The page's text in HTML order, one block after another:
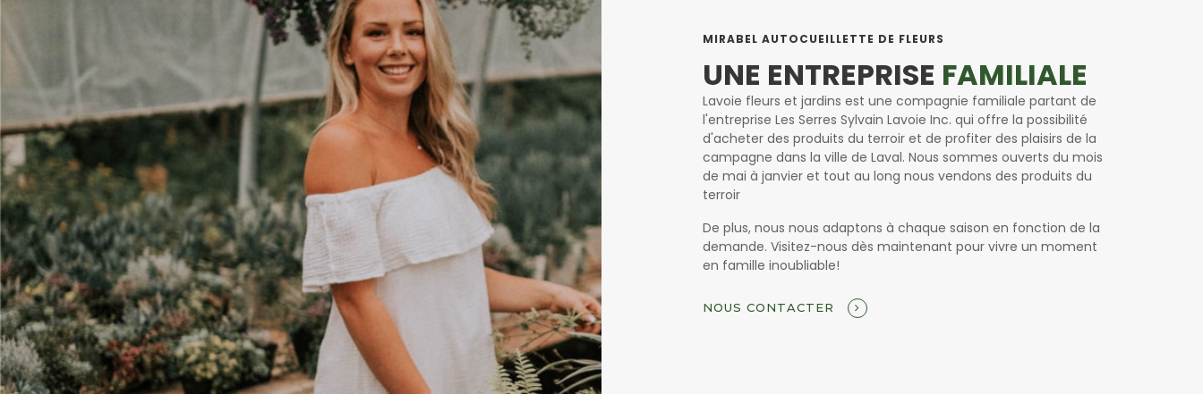
MIRABEL AUTOCUEILLETTE DE FLEURS
UNE ENTREPRISE FAMILIALE
Lavoie fleurs et jardins est une compagnie familiale partant de
l'entreprise Les Serres Sylvain Lavoie Inc. qui offre la possibilité
d'acheter des produits du terroir et de profiter des plaisirs de la
campagne dans la ville de Laval. Nous sommes ouverts du mois
de mai à janvier et tout au long nous vendons des produits du
terroir
De plus, nous nous adaptons à chaque saison en fonction de la
demande. Visitez-nous dès maintenant pour vivre un moment
en famille inoubliable!
NOUS CONTACTER